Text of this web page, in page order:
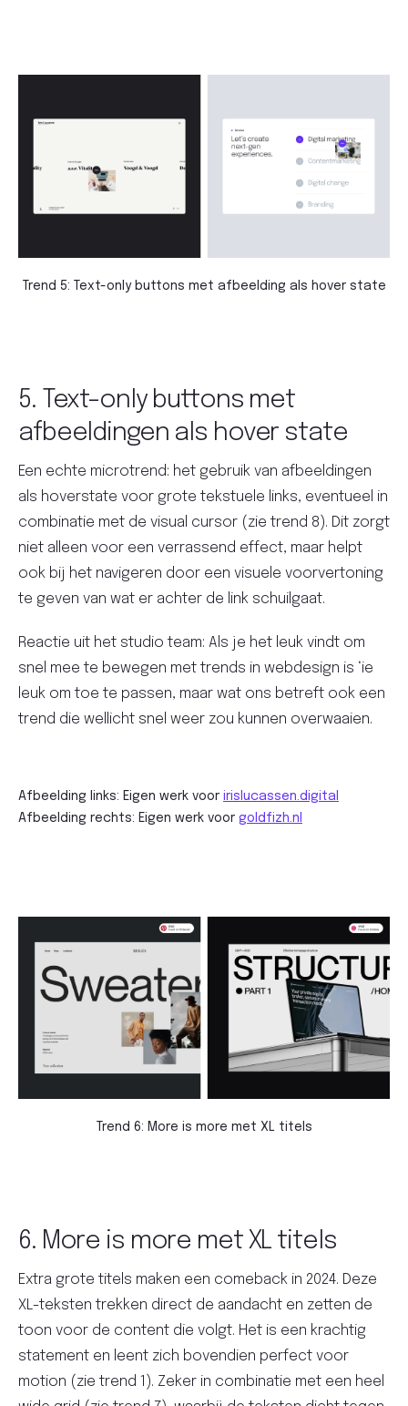
Trend 5: Text-only buttons met afbeelding als hover state
5. Text-only buttons met
afbeeldingen als hover state
Een echte microtrend: het gebruik van afbeeldingen
als hoverstate voor grote tekstuele links, eventueel in
combinatie met de visual cursor (zie trend 8). Dit zorgt
niet alleen voor een verrassend effect, maar helpt
ook bij het navigeren door een visuele voorvertoning
te geven van wat er achter de link schuilgaat.
Reactie uit het studio team: Als je het leuk vindt om
snel mee te bewegen met trends in webdesign is ‘ie
leuk om toe te passen, maar wat ons betreft ook een
trend die wellicht snel weer zou kunnen overwaaien.
Afbeelding links: Eigen werk voor irislucassen.digital
Afbeelding rechts: Eigen werk voor goldfizh.nl
Trend 6: More is more met XL titels
6. More is more met XL titels
Extra grote titels maken een comeback in 2024. Deze
XL-teksten trekken direct de aandacht en zetten de
toon voor de content die volgt. Het is een krachtig
statement en leent zich bovendien perfect voor
motion (zie trend 1). Zeker in combinatie met een heel